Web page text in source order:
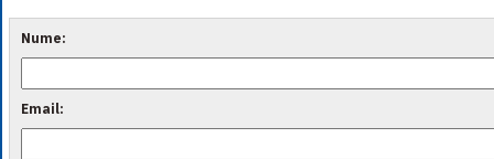
Nume:
Email: